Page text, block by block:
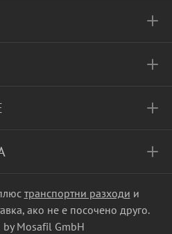
транспортни разходи и
ако не е посочено друго.
Mosafil GmbH